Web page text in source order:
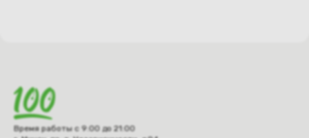
Время работы с 9:00 до 21:00